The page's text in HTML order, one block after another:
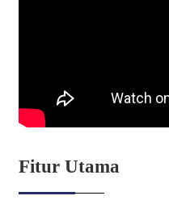
Fitur Utama